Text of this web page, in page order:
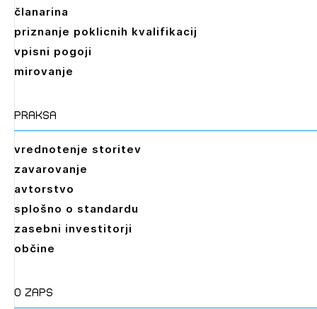
članarina
priznanje poklicnih kvalifikacij
vpisni pogoji
mirovanje
praksa
vrednotenje storitev
zavarovanje
avtorstvo
splošno o standardu
zasebni investitorji
občine
O zaps